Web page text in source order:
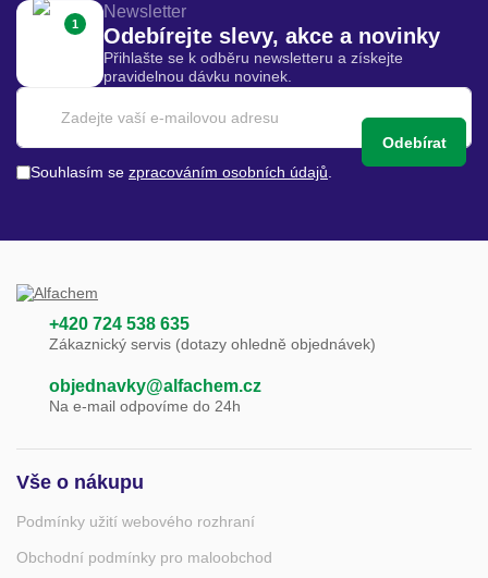
1
Newsletter
Odebírejte slevy, akce a novinky
Přihlašte se k odběru newsletteru a získejte
pravidelnou dávku novinek.
Odebírat
Souhlasím se zpracováním osobních údajů
+420 724 538 635
Zákaznický servis (dotazy ohledně objednávek)
objednavky@alfachem.cz
Na e-mail odpovíme do 24h
Vše o nákupu
Podmínky užití webového rozhraní
Obchodní podmínky pro maloobchod